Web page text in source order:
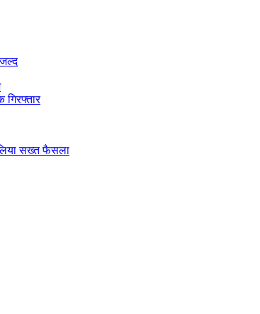
सख्त फैसला